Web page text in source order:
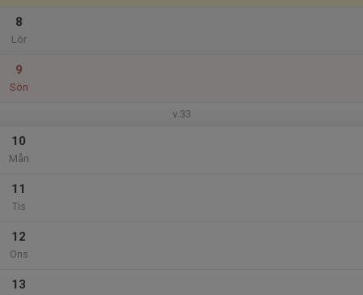
8
Lör
9
Sön
v.33
10
Mån
11
Tis
12
Ons
13